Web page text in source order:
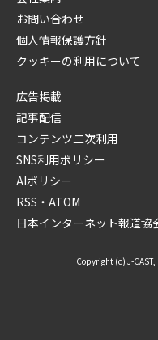
お問い合わせ
個人情報保護方針
クッキーの利用について
広告掲載
記事配信
コンテンツ二次利用
SNS利用ポリシー
AIポリシー
RSS・ATOM
日本インターネット報道協
Copyright (c) J-